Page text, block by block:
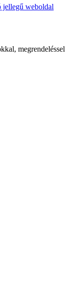
megrendeléssel